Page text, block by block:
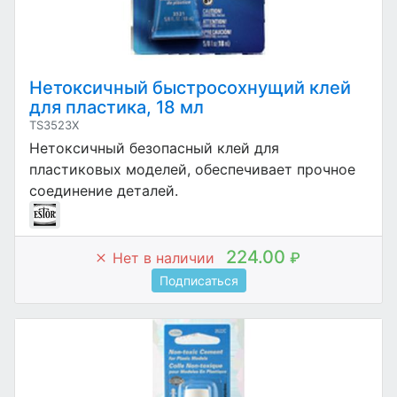
Нетоксичный быстросохнущий клей
для пластика, 18 мл
TS3523X
Нетоксичный безопасный клей для
пластиковых моделей, обеспечивает прочное
соединение деталей.
Нет в наличии 224.00 ₽
Подписаться